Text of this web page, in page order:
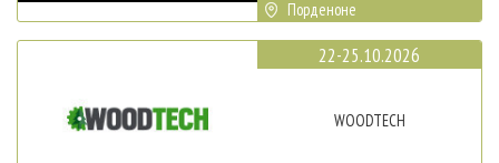
Порденоне
22-25.10.2026
WOODTECH